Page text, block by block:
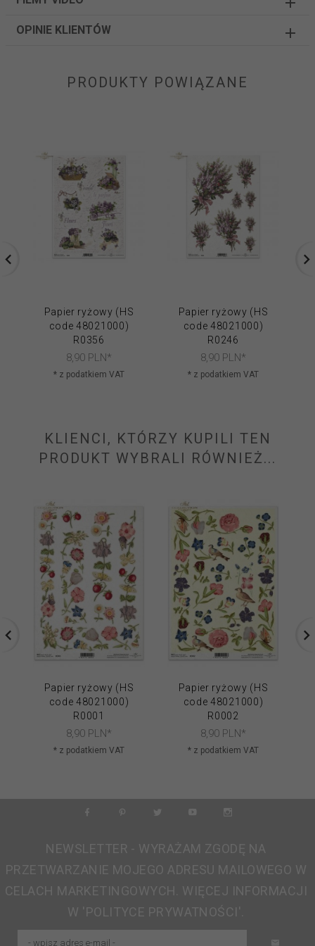
OPINIE KLIENTÓW
PRODUKTY POWIĄZANE
Papier ryżowy (HS
code 48021000)
R0356
8,90 PLN*
* z podatkiem VAT
Papier ryżowy (HS
code 48021000)
R0246
8,90 PLN*
* z podatkiem VAT
KLIENCI, KTÓRZY KUPILI TEN
PRODUKT WYBRALI RÓWNIEŻ...
Papier ryżowy (HS
code 48021000)
R0001
8,90 PLN*
* z podatkiem VAT
Papier ryżowy (HS
code 48021000)
R0002
8,90 PLN*
* z podatkiem VAT
NEWSLETTER - WYRAŻAM ZGODĘ NA
PRZETWARZANIE MOJEGO ADRESU MAILOWEGO W
CELACH MARKETINGOWYCH. WIĘCEJ INFORMACJI
W 'POLITYCE PRYWATNOŚCI'.